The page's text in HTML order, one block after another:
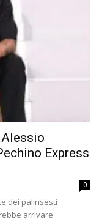
Express
0
dei palinsesti
arrivare